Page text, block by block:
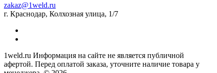
zakaz@1weld.ru
г. Краснодар, Колхозная улица, 1/7
1weld.ru Информация на сайте не является публичной
афертой. Перед оплатой заказа, уточните наличие товара у